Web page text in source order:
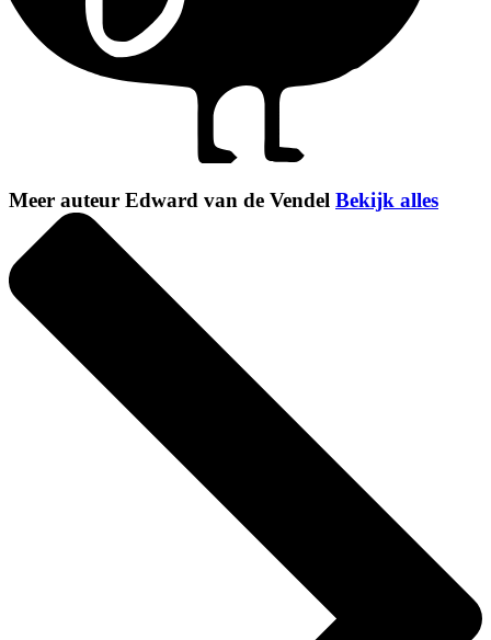
Meer auteur Edward van de Vendel Bekijk alles